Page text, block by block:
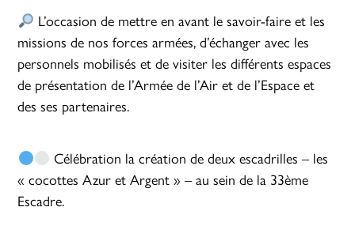
L’occasion de mettre en avant le savoir-faire et les
missions de nos forces armées, d’échanger avec les
personnels mobilisés et de visiter les différents espaces
de présentation de l’Armée de l’Air et de l’Espace et
des ses partenaires.
Célébration la création de deux escadrilles – les
« cocottes Azur et Argent » – au sein de la 33ème
Escadre.